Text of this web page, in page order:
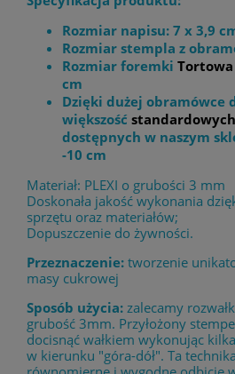
Rozmiar napisu: 7 x 3,9
Rozmiar stempla z
Rozmiar foremki
cm
Dzięki dużej obramówce
większość
dostępnych w naszym
-10 cm
Materiał: PLEXI o grubości 3 mm
Doskonała jakość wykonania
sprzętu oraz materiałów;
Dopuszczenie do żywności.
Przeznaczenie: tworzenie
masy cukrowej
Sposób użycia: zalecamy
grubość 3mm. Przyłożony
docisnąć wałkiem wykonując
w kierunku "góra-dół". Ta